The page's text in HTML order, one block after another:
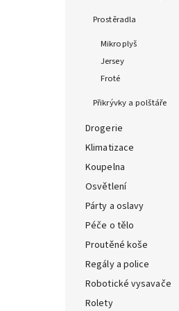
Prostěradla
Mikroplyš
Jersey
Froté
Přikrývky a polštáře
Drogerie
Klimatizace
Koupelna
Osvětlení
Párty a oslavy
Péče o tělo
Proutěné koše
Regály a police
Robotické vysavače
Rolety